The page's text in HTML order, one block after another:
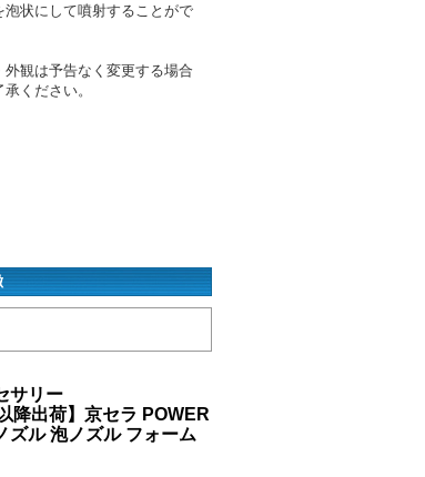
状にして噴射することがで
観は予告なく変更する場合
ください。
サリー
降出荷】京セラ POWER
ズル 泡ノズル フォーム